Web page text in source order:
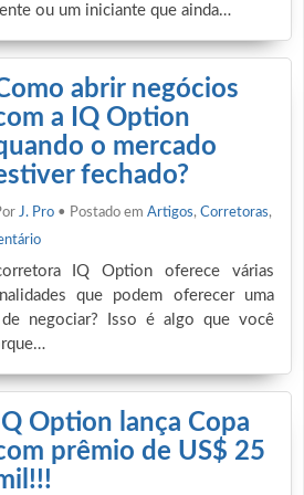
ou um iniciante que ainda…
abrir negócios
a IQ Option
o mercado
fechado?
J. Pro • Postado em Artigos, Corretoras,
IQ Option oferece várias
que podem oferecer uma
de negociar? Isso é algo que você
IQ Option lança Copa
prêmio de US$ 25